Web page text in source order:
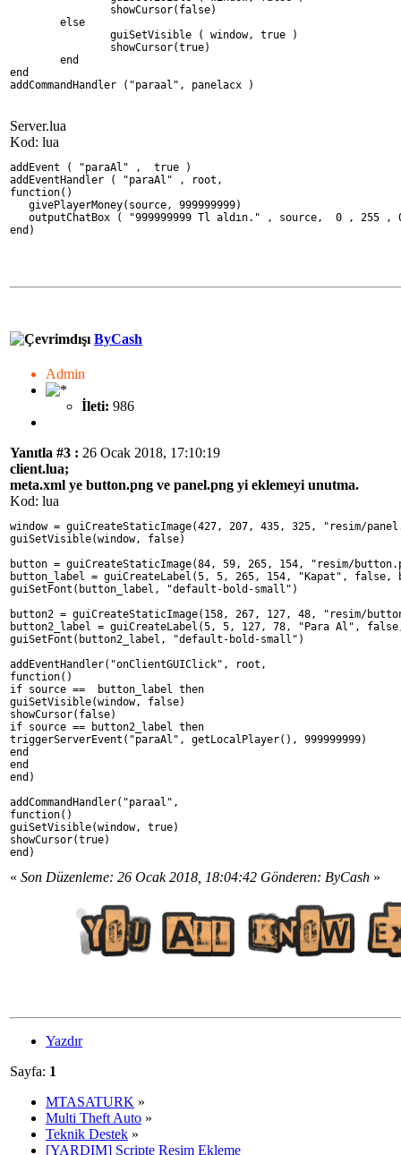
showCursor(false)
else
guiSetVisible ( window, true )
showCursor(true)
end
end
addCommandHandler ("paraal", panelacx )
Server.lua
Kod: lua
addEvent ( "paraAl" ,  true )
addEventHandler ( "paraAl" , root,
function()
givePlayerMoney(source, 999999999)
outputChatBox ( "999999999 Tl aldın." , source,  0 , 255
end)
ByCash
Admin
İleti: 986
Yanıtla #3 : 26 Ocak 2018, 17:10:19
client.lua;
meta.xml ye button.png ve panel.png yi eklemeyi unutma.
Kod: lua
window = guiCreateStaticImage(427, 207, 435, 325, "resim/
guiSetVisible(window, false)
button = guiCreateStaticImage(84, 59, 265, 154, "resim/
button_label = guiCreateLabel(5, 5, 265, 154, "Kapat", false,
guiSetFont(button_label, "default-bold-small")
button2 = guiCreateStaticImage(158, 267, 127, 48, "resim/
button2_label = guiCreateLabel(5, 5, 127, 78, "Para Al",
guiSetFont(button2_label, "default-bold-small")
addEventHandler("onClientGUIClick", root,
function()
if source ==  button_label then
guiSetVisible(window, false)
showCursor(false)
if source == button2_label then
triggerServerEvent("paraAl", getLocalPlayer(), 999999999)
end
end
end)
addCommandHandler("paraal",
function()
guiSetVisible(window, true)
showCursor(true)
end)
« Son Düzenleme: 26 Ocak 2018, 18:04:42 Gönderen: ByCash »
Yazdır
Sayfa: 1
MTASATURK »
Multi Theft Auto »
Teknik Destek »
[YARDIM] Scripte Resim Ekleme